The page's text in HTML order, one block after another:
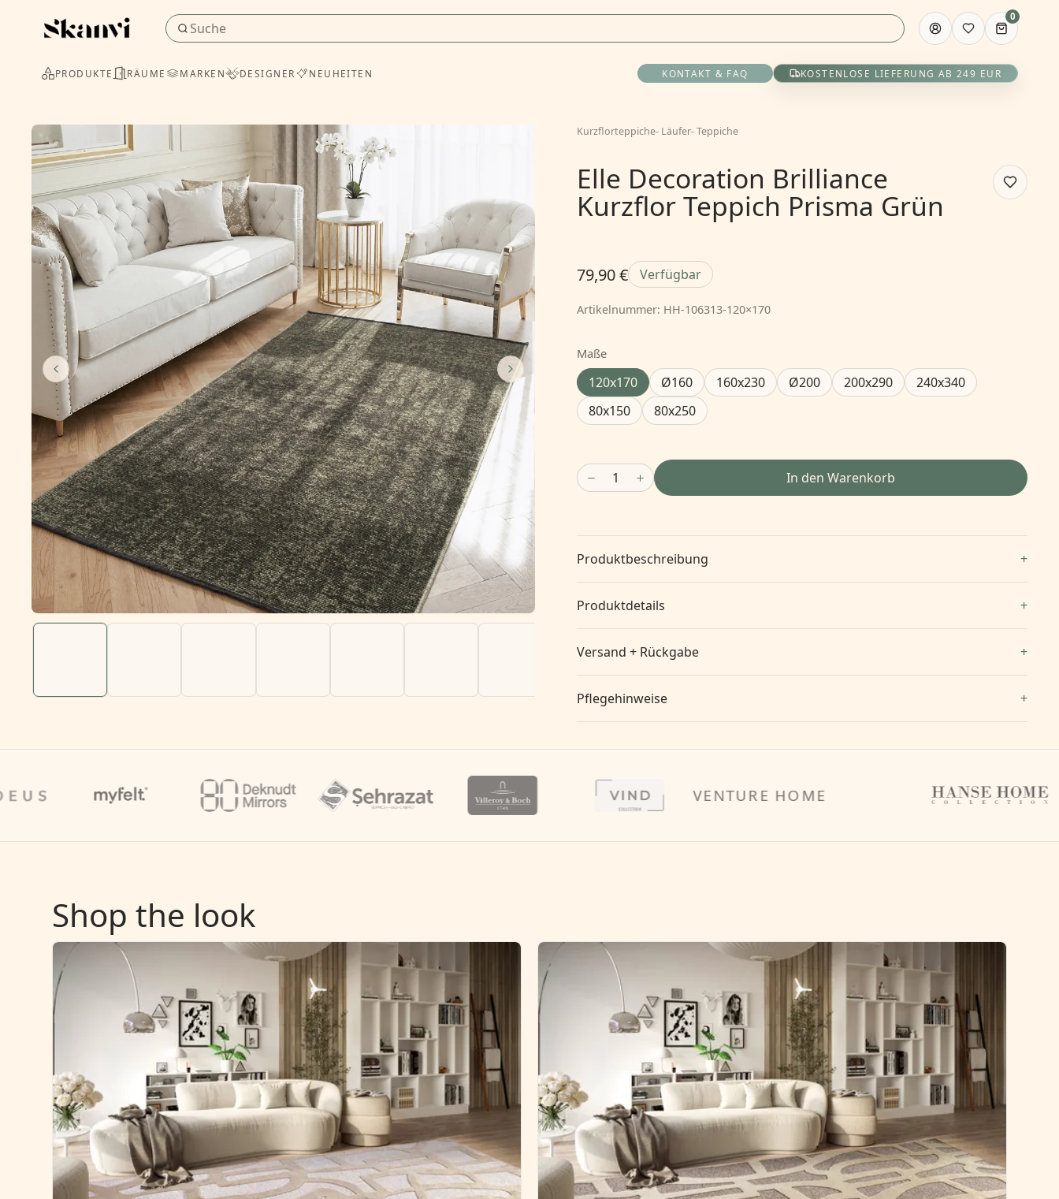
0
PRODUKTE RÄUME MARKEN DESIGNER NEUHEITEN KONTAKT & FAQ KOSTENLOSE LIEFERUNG AB 249 EUR
Kurzflorteppiche- Läufer-Teppiche
Elle Decoration Brilliance
Kurzflor Teppich Prisma Grün
79,90 € Verfügbar
Artikelnummer: HH-106313-120×170
Maße
120x170 Ø160 160x230 Ø200 200x290
240x340
80x150
80x250
1 In den Warenkorb
Produktbeschreibung
Produktdetails
Versand + Rückgabe
Pflegehinweise
VENTURE HOME
Shop the look